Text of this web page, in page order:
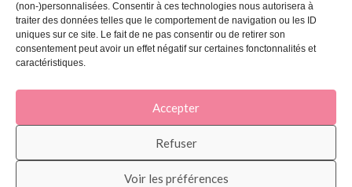
(non-)personnalisées. Consentir à ces technologies nous autorisera à
traiter des données telles que le comportement de navigation ou les ID
uniques sur ce site. Le fait de ne pas consentir ou de retirer son
consentement peut avoir un effet négatif sur certaines fonctonnalités et
caractéristiques.
Accepter
Refuser
Voir les préférences
Politique De Confidentialité
Politique De Cookies (CA)
© 2026 La Joie En Rose - Agence marketing web et SEO -
Web.